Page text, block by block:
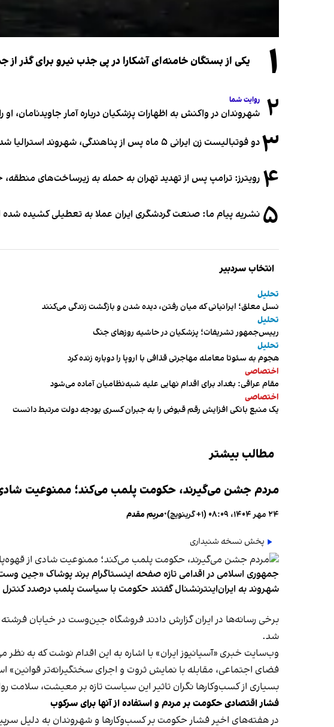
۱ یکی از بستگان خامنه‌ای آشکارا در پی جذب نیرو برای گذر
۲ روایت شما
شهروندان در واکنش به اظهارات پزشکیان درباره آمار جاویدنامان، او
۳دو فوتبالیست زن ایرانی ۵ ماه پس از پناهندگی، شهروند استرالیا شدند
۴ رویترز: ترامپ پس از تهدید تهران به حمله به زیرساخت‌های
۵ نشریه پیام ما: صنعت گردشگری ایران عملا به تعطیلی کشیده
انتخاب سردبیر
تحلیل
نسل معلق؛ ایرانیانی که میان رفتن، دیده شدن و بازگشت زندگی می‌کنند
تحلیل
رییس‌جمهور تشریفات؛ پزشکیان در حاشیه روزهای جنگ
تحلیل
هجوم به سئوتا معامله مهاجرتی قذافی با اروپا را دوباره زنده کرد
اختصاصی
مقام عراقی: بغداد برای اقدام نهایی علیه شبه‌نظامیان آماده می‌شود
اختصاصی
یک منبع بانکی افزایش رقم قبوض را به جبران کسری بودجه دولت مرتبط دانست
مطالب بیشتر
مردم جشن می‌گیرند، حکومت پلمب می‌کند؛ ممنوعیت شادی
۲۴ مهر ۱۴۰۴، ۰۸:۰۹ (‎+۱ گرینویچ) •مریم مقدم
پخش نسخه شنیداری
جمهوری اسلامی در اقدامی تازه صفحه اینستاگرام برند پوشاک «جین
شهروند به ایران‌اینترنشنال گفتند حکومت با سیاست پلمب درصدد
شد.
وب‌سایت خبری «آسیانیوز ایران» با اشاره به این اقدام نوشت که به
فضای اجتماعی، مقابله با نمایش ثروت و اجرای سختگیرانه‌تر قوانین»
بسیاری از کسب‌وکارها نگران تاثیر این سیاست‌ تازه بر معیشت، سلامت
فشار اقتصادی حکومت بر مردم و استفاده از آنها برای سرکوب
در هفته‌های اخیر فشار حکومت بر کسب‌وکارها و شهروندان به دلیل